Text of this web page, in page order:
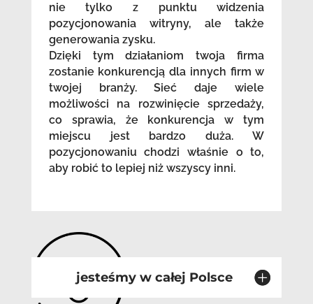
nie tylko z punktu widzenia
pozycjonowania witryny, ale także
generowania zysku.
Dzięki tym działaniom twoja firma
zostanie konkurencją dla innych firm w
twojej branży. Sieć daje wiele
możliwości na rozwinięcie sprzedaży,
co sprawia, że konkurencja w tym
miejscu jest bardzo duża. W
pozycjonowaniu chodzi właśnie o to,
aby robić to lepiej niż wszyscy inni.
jesteśmy w całej Polsce